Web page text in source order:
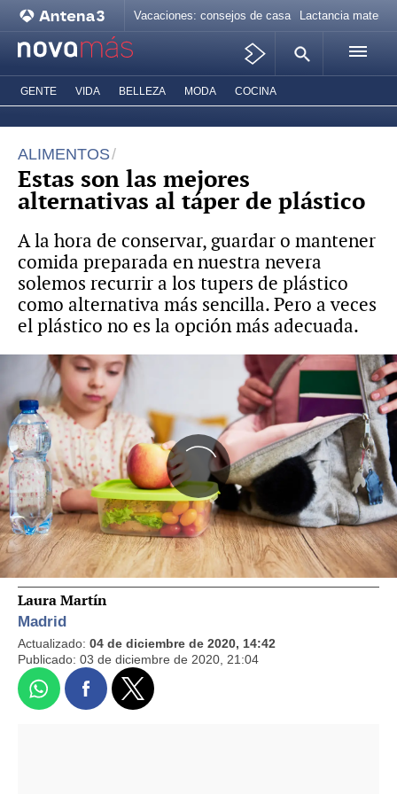
Vacaciones: consejos de casa Lactancia materna
GENTE VIDA BELLEZA MODA COCINA
ALIMENTOS
Estas son las mejores
alternativas al táper de plástico
A la hora de conservar, guardar o mantener
comida preparada en nuestra nevera
solemos recurrir a los tupers de plástico
como alternativa más sencilla. Pero a veces
el plástico no es la opción más adecuada.
Laura Martín
Madrid
Actualizado: 04 de diciembre de 2020, 14:42
Publicado: 03 de diciembre de 2020, 21:04